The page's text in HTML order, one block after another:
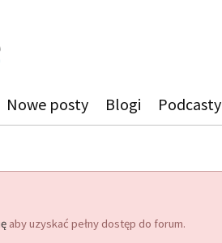
Nowe posty Blogi Podcasty
aby uzyskać pełny dostęp do forum.